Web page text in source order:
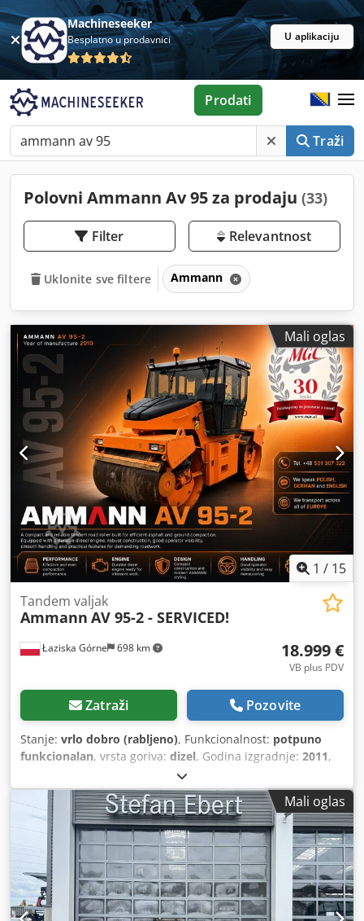
Machineseeker
Besplatno u prodavnici U aplikaciju
Traži
Prodati
Polovni Ammann Av 95 za prodaju (33)
Filter Relevantnost
Uklonite sve filtere Ammann
Mali oglas
1 / 15
Łaziska Górne 698 km
Tandem valjak
Ammann AV 95-2 - SERVICED!
18.999 €
VB plus PDV
Zatraži Pozovite
Stanje: vrlo dobro (rabljeno), Funkcionalnost: potpuno
funkcionalan, vrsta goriva: dizel, Godina izgradnje: 2011,
dodatna svjetla, hidraulika
grippera, niska razina buke, pogon na sve točkove,
ugrađeni računar, Mali oglas